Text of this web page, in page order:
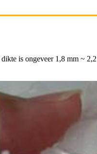
dikte is ongeveer 1,8 mm ~